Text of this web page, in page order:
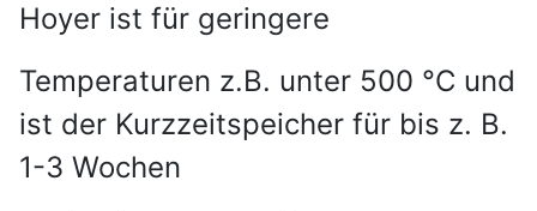
Hoyer ist für geringere
Temperaturen z.B. unter 500 °C und
ist der Kurzzeitspeicher für bis z. B.
1-3 Wochen